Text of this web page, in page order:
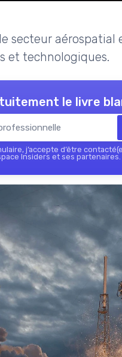
secteur aérospatial
et technologiques.
le livre
j’accepte d’être
Insiders et ses partenaires.